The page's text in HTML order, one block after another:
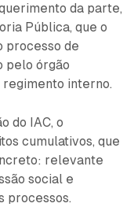
da parte,
Pública, que o
processo de
pelo órgão
interno.
do IAC, o
cumulativos, que
relevante
social e
processos.